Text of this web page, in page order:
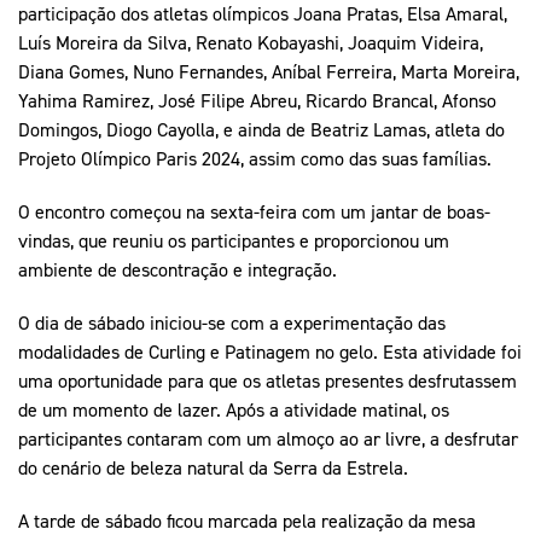
participação dos atletas olímpicos Joana Pratas, Elsa Amaral,
Luís Moreira da Silva, Renato Kobayashi, Joaquim Videira,
Diana Gomes, Nuno Fernandes, Aníbal Ferreira, Marta Moreira,
Yahima Ramirez, José Filipe Abreu, Ricardo Brancal, Afonso
Domingos, Diogo Cayolla, e ainda de Beatriz Lamas, atleta do
Projeto Olímpico Paris 2024, assim como das suas famílias.
O encontro começou na sexta-feira com um jantar de boas-
vindas, que reuniu os participantes e proporcionou um
ambiente de descontração e integração.
O dia de sábado iniciou-se com a experimentação das
modalidades de Curling e Patinagem no gelo. Esta atividade foi
uma oportunidade para que os atletas presentes desfrutassem
de um momento de lazer. Após a atividade matinal, os
participantes contaram com um almoço ao ar livre, a desfrutar
do cenário de beleza natural da Serra da Estrela.
A tarde de sábado ficou marcada pela realização da mesa